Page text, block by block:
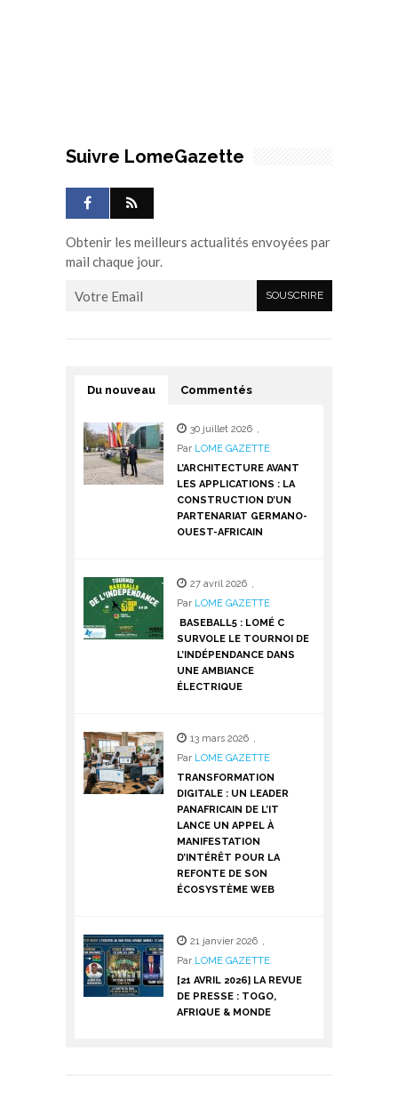
Suivre LomeGazette
Obtenir les meilleurs actualités envoyées par
mail chaque jour.
Du nouveau Commentés
30 juillet 2026 ,
Par LOME GAZETTE
L’ARCHITECTURE AVANT
LES APPLICATIONS : LA
CONSTRUCTION D’UN
PARTENARIAT GERMANO-
OUEST-AFRICAIN
27 avril 2026 ,
Par LOME GAZETTE
BASEBALL5 : LOMÉ C
SURVOLE LE TOURNOI DE
L’INDÉPENDANCE DANS
UNE AMBIANCE
ÉLECTRIQUE
13 mars 2026 ,
Par LOME GAZETTE
TRANSFORMATION
DIGITALE : UN LEADER
PANAFRICAIN DE L’IT
LANCE UN APPEL À
MANIFESTATION
D’INTÉRÊT POUR LA
REFONTE DE SON
ÉCOSYSTÈME WEB
21 janvier 2026 ,
Par LOME GAZETTE
[21 AVRIL 2026] LA REVUE
DE PRESSE : TOGO,
AFRIQUE & MONDE